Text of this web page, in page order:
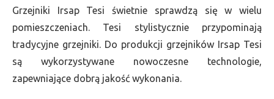
Grzejniki Irsap Tesi świetnie sprawdzą się w wielu
pomieszczeniach. Tesi stylistycznie przypominają
tradycyjne grzejniki. Do produkcji grzejników Irsap Tesi
są wykorzystywane nowoczesne technologie,
zapewniające dobrą jakość wykonania.